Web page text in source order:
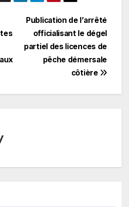
Publication de l’arrêté
officialisant le dégel
partiel des licences de
pêche démersale
côtière